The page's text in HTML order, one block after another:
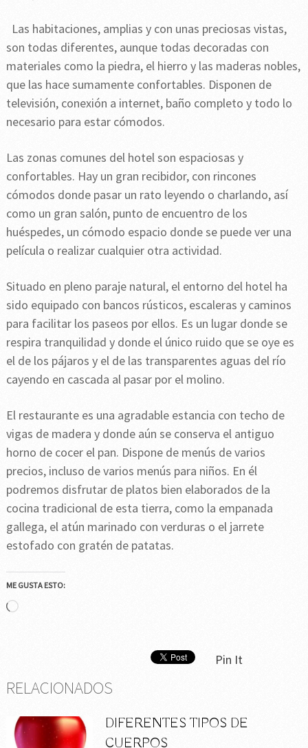
Las habitaciones, amplias y con unas preciosas vistas,
son todas diferentes, aunque todas decoradas con
materiales como la piedra, el hierro y las maderas nobles,
que las hace sumamente confortables. Disponen de
televisión, conexión a internet, baño completo y todo lo
necesario para estar cómodos.
Las zonas comunes del hotel son espaciosas y
confortables. Hay un gran recibidor, con rincones
cómodos donde pasar un rato leyendo o charlando, así
como un gran salón, punto de encuentro de los
huéspedes, un cómodo espacio donde se puede ver una
película o realizar cualquier otra actividad.
Situado en pleno paraje natural, el entorno del hotel ha
sido equipado con bancos rústicos, escaleras y caminos
para facilitar los paseos por ellos. Es un lugar donde se
respira tranquilidad y donde el único ruido que se oye es
el de los pájaros y el de las transparentes aguas del río
cayendo en cascada al pasar por el molino.
El restaurante es una agradable estancia con techo de
vigas de madera y donde aún se conserva el antiguo
horno de cocer el pan. Dispone de menús de varios
precios, incluso de varios menús para niños. En él
podremos disfrutar de platos bien elaborados de la
cocina tradicional de esta tierra, como la empanada
gallega, el atún marinado con verduras o el jarrete
estofado con gratén de patatas.
ME GUSTA ESTO:
Cargando...
Pin It
RELACIONADOS
DIFERENTES TIPOS DE
CUERPOS